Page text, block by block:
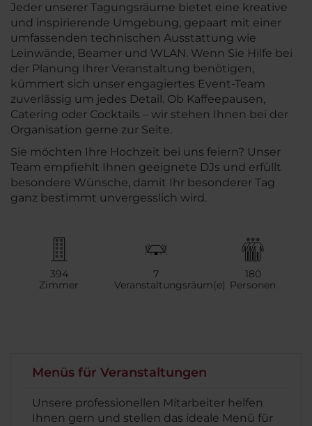
Jeder unserer Tagungsräume bietet eine kreative
und inspirierende Umgebung, gepaart mit einer
umfassenden technischen Ausstattung wie
Leinwände, Beamer und WLAN. Wenn Sie Hilfe bei
der Planung Ihrer Veranstaltung benötigen,
kümmert sich unser engagiertes Event-Team
zuverlässig um jedes Detail. Ob Kaffeepausen,
Catering oder Cocktails – wir stehen Ihnen bei der
Organisation gerne zur Seite.
Sie möchten Ihre Hochzeit bei uns feiern? Unser
Team empfiehlt Ihnen geeignete DJs und erfüllt
besondere Wünsche, damit Ihr besonderer Tag
ganz bestimmt unvergesslich wird.
394
Zimmer
7
Veranstaltungsräum(e)
180
Personen
Menüs für Veranstaltungen
Unsere professionellen Mitarbeiter helfen
Ihnen gern und stellen das ideale Menü für